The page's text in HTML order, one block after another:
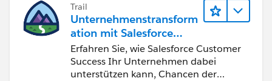
Trail
Unternehmenstransform
ation mit Salesforce
Customer Success
Erfahren Sie, wie Salesforce Customer
Success Ihr Unternehmen dabei
unterstützen kann, Chancen der